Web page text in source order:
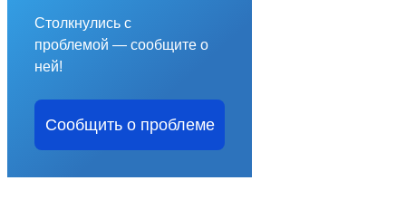
Столкнулись с
проблемой — сообщите о
ней!
Сообщить о проблеме